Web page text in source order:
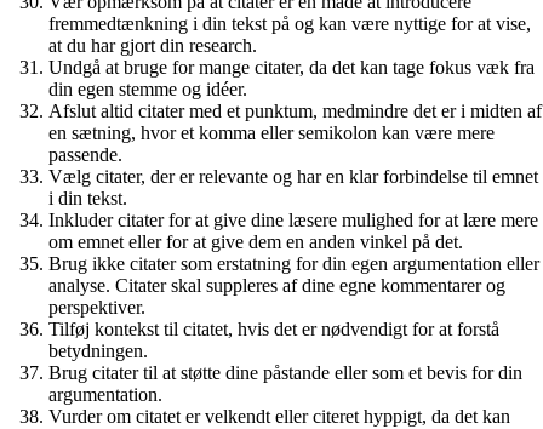
fremmedtænkning i din tekst på og kan være nyttige for at vise,
at du har gjort din research.
Undgå at bruge for mange citater, da det kan tage fokus væk fra
din egen stemme og idéer.
Afslut altid citater med et punktum, medmindre det er i midten af
en sætning, hvor et komma eller semikolon kan være mere
passende.
Vælg citater, der er relevante og har en klar forbindelse til emnet
i din tekst.
Inkluder citater for at give dine læsere mulighed for at lære mere
om emnet eller for at give dem en anden vinkel på det.
Brug ikke citater som erstatning for din egen argumentation eller
analyse. Citater skal suppleres af dine egne kommentarer og
perspektiver.
Tilføj kontekst til citatet, hvis det er nødvendigt for at forstå
betydningen.
Brug citater til at støtte dine påstande eller som et bevis for din
argumentation.
Vurder om citatet er velkendt eller citeret hyppigt, da det kan